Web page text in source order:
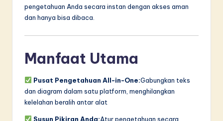
pengetahuan Anda secara instan dengan akses aman
dan hanya bisa dibaca.
Manfaat Utama
Pusat Pengetahuan All-in-One:Gabungkan teks
dan diagram dalam satu platform, menghilangkan
kelelahan beralih antar alat
Susun Pikiran Anda:Atur pengetahuan secara